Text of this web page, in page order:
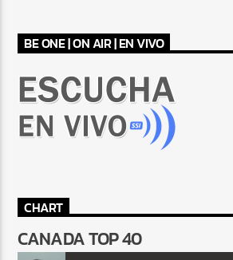
BE ONE | ON AIR | EN VIVO
CHART
CANADA TOP 40